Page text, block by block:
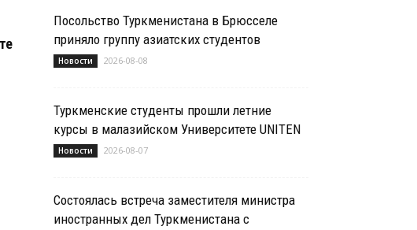
Посольство Туркменистана в Брюсселе
приняло группу азиатских студентов
Новости 2026-08-08
Туркменские студенты прошли летние
курсы в малазийском Университете UNITEN
Новости 2026-08-07
Состоялась встреча заместителя министра
иностранных дел Туркменистана с